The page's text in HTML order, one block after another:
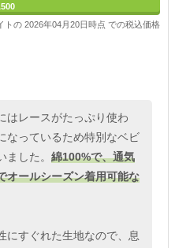
の 2026年04月20日時点 での税込価格
はレースがたっぷり使わ
なっているため特別なベビ
した。 綿100%で、通気
オールシーズン着用可能な
にすぐれた生地なので、息